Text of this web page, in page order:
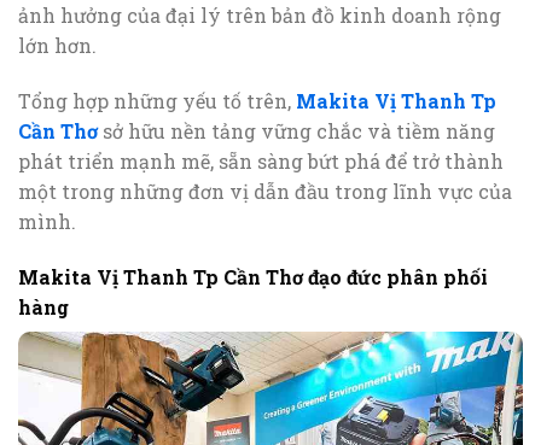
ảnh hưởng của đại lý trên bản đồ kinh doanh rộng
lớn hơn.
Tổng hợp những yếu tố trên, Makita Vị Thanh Tp
Cần Thơsở hữu nền tảng vững chắc và tiềm năng
phát triển mạnh mẽ, sẵn sàng bứt phá để trở thành
một trong những đơn vị dẫn đầu trong lĩnh vực của
mình.
Makita Vị Thanh Tp Cần Thơ đạo đức phân phối
hàng